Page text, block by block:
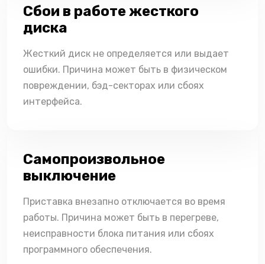
Сбои в работе жесткого
диска
Жесткий диск не определяется или выдает
ошибки. Причина может быть в физическом
повреждении, бэд-секторах или сбоях
интерфейса.
Самопроизвольное
выключение
Приставка внезапно отключается во время
работы. Причина может быть в перегреве,
неисправности блока питания или сбоях
программного обеспечения.